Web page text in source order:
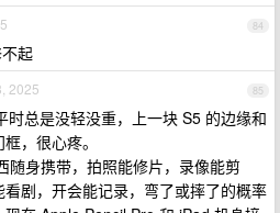
84
起
85
2025
时总是没轻没重，上一块 S5 的边缘和
，很心疼。
随身携带，拍照能修片，录像能剪
剧，开会能记录，弯了或摔了的概率